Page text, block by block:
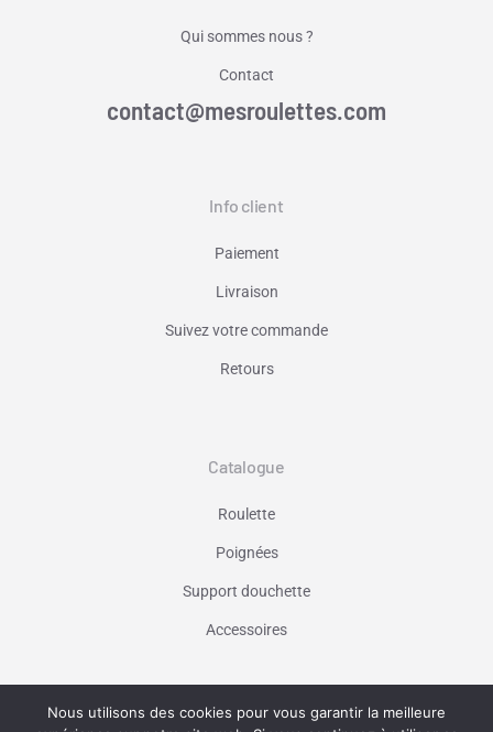
Qui sommes nous ?
Contact
contact@mesroulettes.com
Info client
Paiement
Livraison
Suivez votre commande
Retours
Catalogue
Roulette
Poignées
Support douchette
Accessoires
Vaniseo - votre agence web à Marseille -
Nous utilisons des cookies pour vous garantir la meilleure